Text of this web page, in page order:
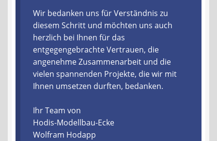
Batterien- und Akku Verordnung
Elektro- und Elektronikgeräte Verordnung
Öle- und Schmierstoff Verordnung
Vereine & Foren
Kontakt
Wir bedanken uns für Verständnis zu
diesem Schritt und möchten uns auch
herzlich bei Ihnen für das
entgegengebrachte Vertrauen, die
angenehme Zusammenarbeit und die
vielen spannenden Projekte, die wir mit
Ihnen umsetzen durften, bedanken.
Ihr Team von
Hodis-Modellbau-Ecke
Wolfram Hodapp